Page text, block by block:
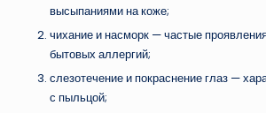
высыпаниями на коже;
чихание и насморк — частые
бытовых аллергий;
слезотечение и покраснение глаз —
с пыльцой;